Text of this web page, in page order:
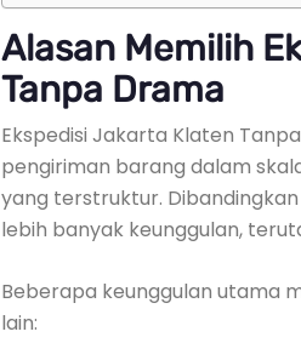
Alasan Memilih
Tanpa Drama
Ekspedisi Jakarta Klaten
pengiriman barang dalam
yang terstruktur.
lebih banyak keunggulan,
Beberapa keunggulan utama
lain: